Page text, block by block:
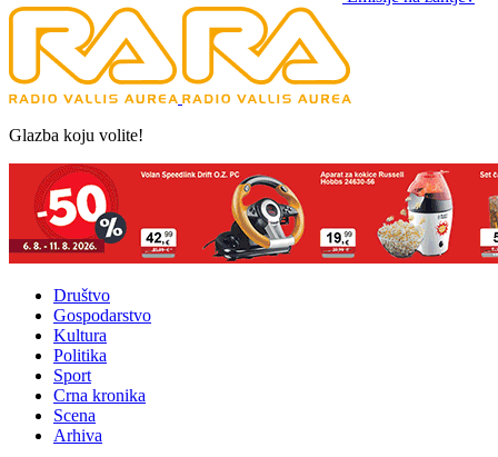
Glazba koju volite!
Društvo
Gospodarstvo
Kultura
Politika
Sport
Crna kronika
Scena
Arhiva